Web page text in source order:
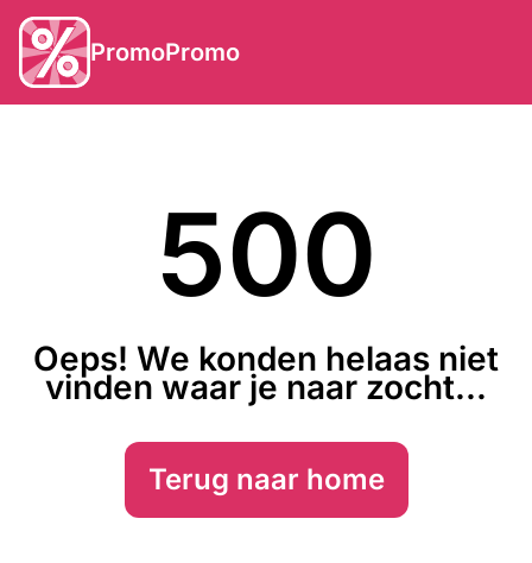
PromoPromo
500
Oeps! We konden helaas niet
vinden waar je naar zocht...
Terug naar home